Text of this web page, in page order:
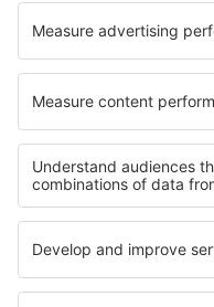
Over eSky
Algemene voorwaarden
Mijn boekingen
Privacykennisgeving
Ondersteuning en contact
Privacy